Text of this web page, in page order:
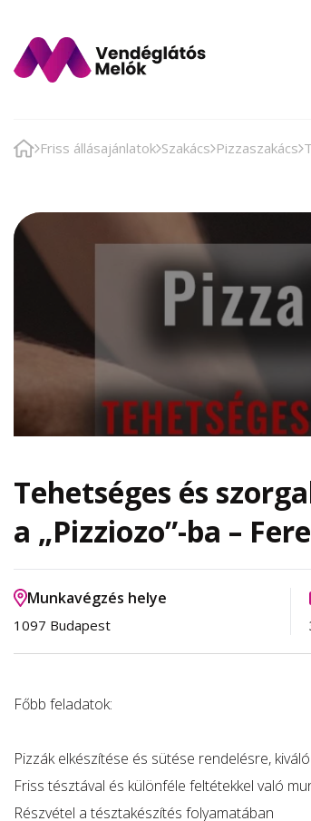
Friss állásajánlatok Szakács Pizzaszakács
Tehetséges és
a „Pizziozo”-ba –
Munkavégzés helye
1097 Budapest
Főbb feladatok:
Pizzák elkészítése és sütése rendelésre,
Friss tésztával és különféle feltétekkel való
Részvétel a tésztakészítés folyamatában